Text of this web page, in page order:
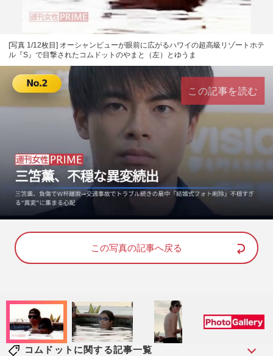
[写真 1/12枚目] オーシャンビューが眼前に広がるハワイの超高級リゾートホテ
ル『S』で目撃されたコムドットのやまと（左）とゆうま
U
n
u
o
d
d
:
この記事を読む
この写真の記事へ戻る
コムドットに関する記事一覧